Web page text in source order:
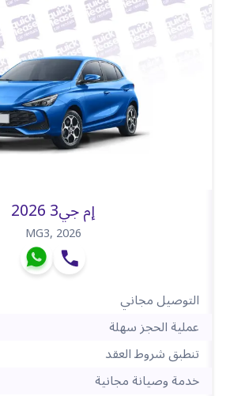
إم جي3 2026
MG3,2026
التوصيل مجاني
عملية الحجز سهلة
تنطبق شروط العقد
خدمة وصيانة مجانية